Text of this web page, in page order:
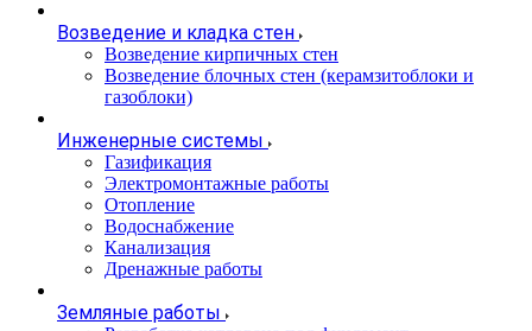
Возведение и кладка стен
Возведение кирпичных стен
Возведение блочных стен (керамзитоблоки и
газоблоки)
Инженерные системы
Газификация
Электромонтажные работы
Отопление
Водоснабжение
Канализация
Дренажные работы
Земляные работы